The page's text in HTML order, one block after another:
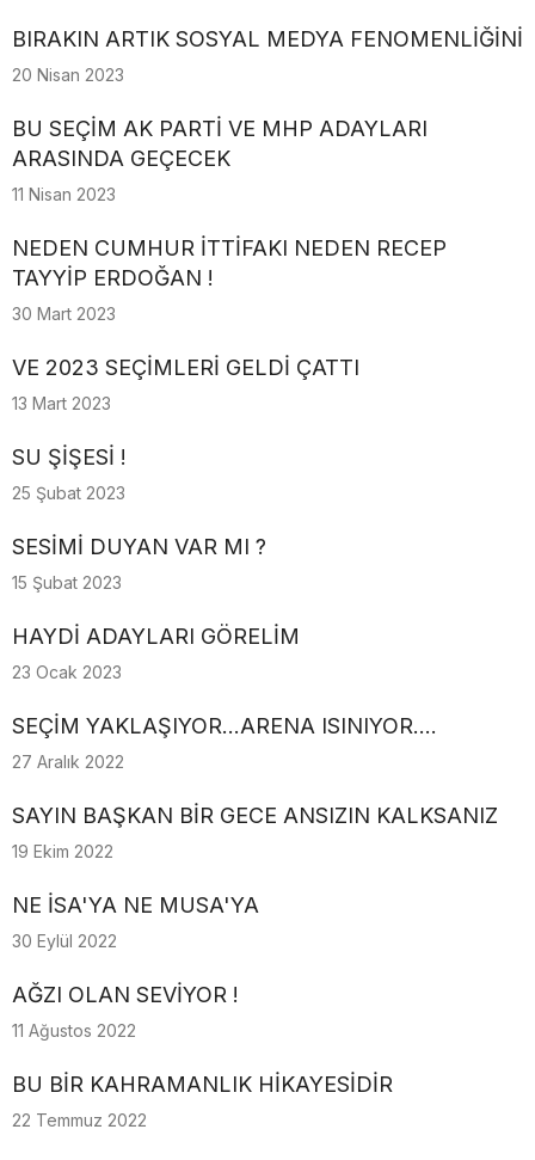
BIRAKIN ARTIK SOSYAL MEDYA FENOMENLİĞİNİ
20 Nisan 2023
BU SEÇİM AK PARTİ VE MHP ADAYLARI
ARASINDA GEÇECEK
11 Nisan 2023
NEDEN CUMHUR İTTİFAKI NEDEN RECEP
TAYYİP ERDOĞAN !
30 Mart 2023
VE 2023 SEÇİMLERİ GELDİ ÇATTI
13 Mart 2023
SU ŞİŞESİ !
25 Şubat 2023
SESİMİ DUYAN VAR MI ?
15 Şubat 2023
HAYDİ ADAYLARI GÖRELİM
23 Ocak 2023
SEÇİM YAKLAŞIYOR...ARENA ISINIYOR....
27 Aralık 2022
SAYIN BAŞKAN BİR GECE ANSIZIN KALKSANIZ
19 Ekim 2022
NE İSA'YA NE MUSA'YA
30 Eylül 2022
AĞZI OLAN SEVİYOR !
11 Ağustos 2022
BU BİR KAHRAMANLIK HİKAYESİDİR
22 Temmuz 2022